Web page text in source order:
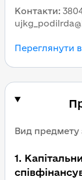
Контакти:
Переглянути
Вид предмету
1.